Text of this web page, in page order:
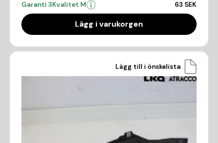
Garanti 3Kvalitet M 63 SEK
Lägg i varukorgen
Lägg till i önskelista